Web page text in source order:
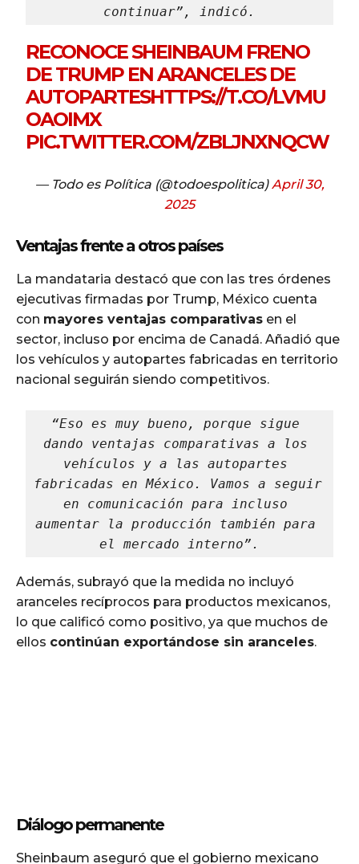
continuar”, indicó.
RECONOCE SHEINBAUM FRENO
DE TRUMP EN ARANCELES DE
AUTOPARTESHTTPS://T.CO/LVMU
OAOIMX
PIC.TWITTER.COM/ZBLJNXNQCW
— Todo es Política (@todoespolitica) April 30,
2025
Ventajas frente a otros países
La mandataria destacó que con las tres órdenes
ejecutivas firmadas por Trump, México cuenta
con mayores ventajas comparativas en el
sector, incluso por encima de Canadá. Añadió que
los vehículos y autopartes fabricadas en territorio
nacional seguirán siendo competitivos.
“Eso es muy bueno, porque sigue
dando ventajas comparativas a los
vehículos y a las autopartes
fabricadas en México. Vamos a seguir
en comunicación para incluso
aumentar la producción también para
el mercado interno”.
Además, subrayó que la medida no incluyó
aranceles recíprocos para productos mexicanos,
lo que calificó como positivo, ya que muchos de
ellos continúan exportándose sin aranceles.
Diálogo permanente
Sheinbaum aseguró que el gobierno mexicano